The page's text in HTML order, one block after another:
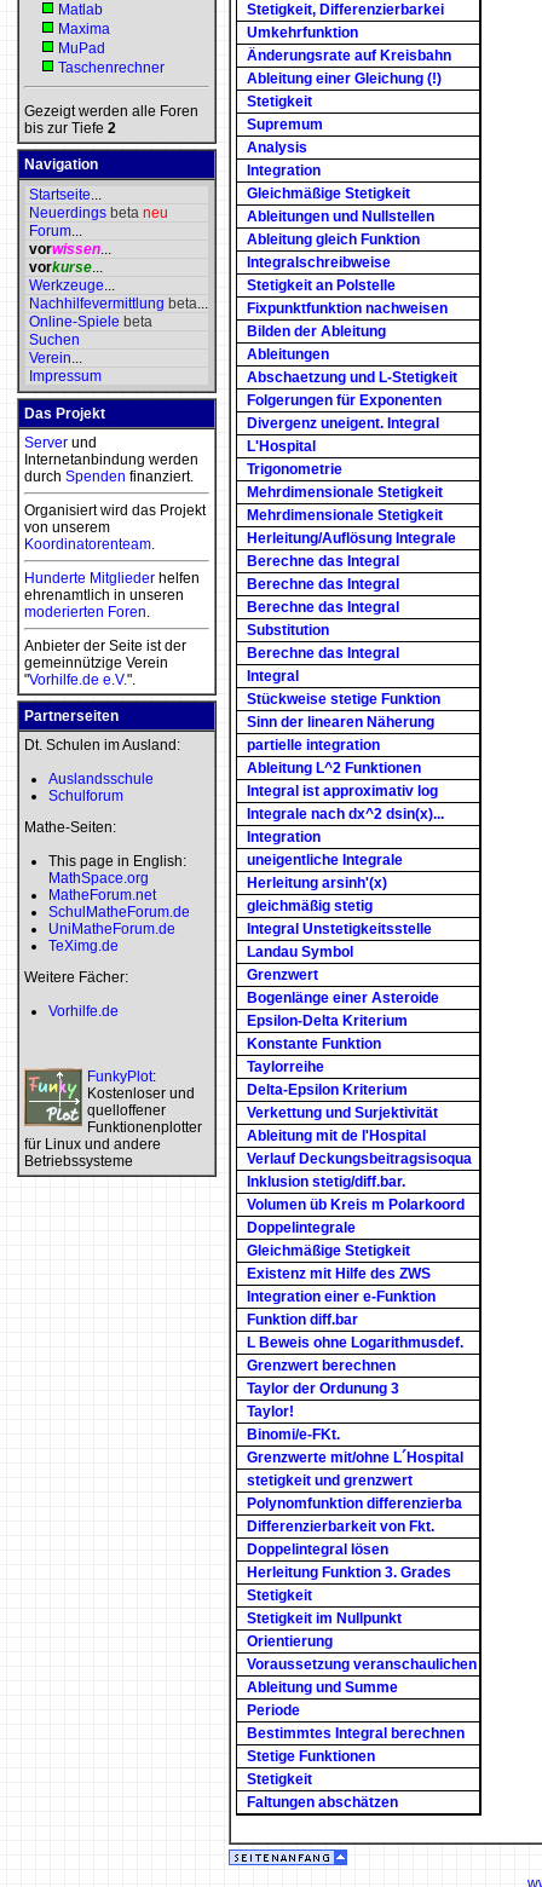
Matlab
Maxima
MuPad
Taschenrechner
Gezeigt werden alle Foren
bis zur Tiefe 2
Navigation
Startseite...
Neuerdings beta neu
Forum...
vorwissen...
vorkurse...
Werkzeuge...
Nachhilfevermittlung beta...
Online-Spiele beta
Suchen
Verein...
Impressum
Das Projekt
Server und
Internetanbindung werden
durch Spenden finanziert.
Organisiert wird das Projekt
von unserem
Koordinatorenteam.
Hunderte Mitglieder helfen
ehrenamtlich in unseren
moderierten Foren.
Anbieter der Seite ist der
gemeinnützige Verein
"Vorhilfe.de e.V.".
Partnerseiten
Dt. Schulen im Ausland:
Auslandsschule
Schulforum
Mathe-Seiten:
This page in English:
MathSpace.org
MatheForum.net
SchulMatheForum.de
UniMatheForum.de
TeXimg.de
Weitere Fächer:
Vorhilfe.de
FunkyPlot:
Kostenloser und
quelloffener
Funktionenplotter
für Linux und andere
Betriebssysteme
Stetigkeit, Differenzierbarkei
Umkehrfunktion
Änderungsrate auf Kreisbahn
Ableitung einer Gleichung (!)
Stetigkeit
Supremum
Analysis
Integration
Gleichmäßige Stetigkeit
Ableitungen und Nullstellen
Ableitung gleich Funktion
Integralschreibweise
Stetigkeit an Polstelle
Fixpunktfunktion nachweisen
Bilden der Ableitung
Ableitungen
Abschaetzung und L-Stetigkeit
Folgerungen für Exponenten
Divergenz uneigent. Integral
L'Hospital
Trigonometrie
Mehrdimensionale Stetigkeit
Mehrdimensionale Stetigkeit
Herleitung/Auflösung Integrale
Berechne das Integral
Berechne das Integral
Berechne das Integral
Substitution
Berechne das Integral
Integral
Stückweise stetige Funktion
Sinn der linearen Näherung
partielle integration
Ableitung L^2 Funktionen
Integral ist approximativ log
Integrale nach dx^2 dsin(x)...
Integration
uneigentliche Integrale
Herleitung arsinh'(x)
gleichmäßig stetig
Integral Unstetigkeitsstelle
Landau Symbol
Grenzwert
Bogenlänge einer Asteroide
Epsilon-Delta Kriterium
Konstante Funktion
Taylorreihe
Delta-Epsilon Kriterium
Verkettung und Surjektivität
Ableitung mit de l'Hospital
Verlauf Deckungsbeitragsisoqua
Inklusion stetig/diff.bar.
Volumen üb Kreis m Polarkoord
Doppelintegrale
Gleichmäßige Stetigkeit
Existenz mit Hilfe des ZWS
Integration einer e-Funktion
Funktion diff.bar
L Beweis ohne Logarithmusdef.
Grenzwert berechnen
Taylor der Ordunung 3
Taylor!
Binomi/e-FKt.
Grenzwerte mit/ohne L´Hospital
stetigkeit und grenzwert
Polynomfunktion differenzierba
Differenzierbarkeit von Fkt.
Doppelintegral lösen
Herleitung Funktion 3. Grades
Stetigkeit
Stetigkeit im Nullpunkt
Orientierung
Voraussetzung veranschaulichen
Ableitung und Summe
Periode
Bestimmtes Integral berechnen
Stetige Funktionen
Stetigkeit
Faltungen abschätzen